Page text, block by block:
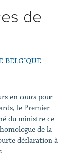
de
BELGIQUE
en cours pour
le Premier
du ministre de
de la
déclaration à